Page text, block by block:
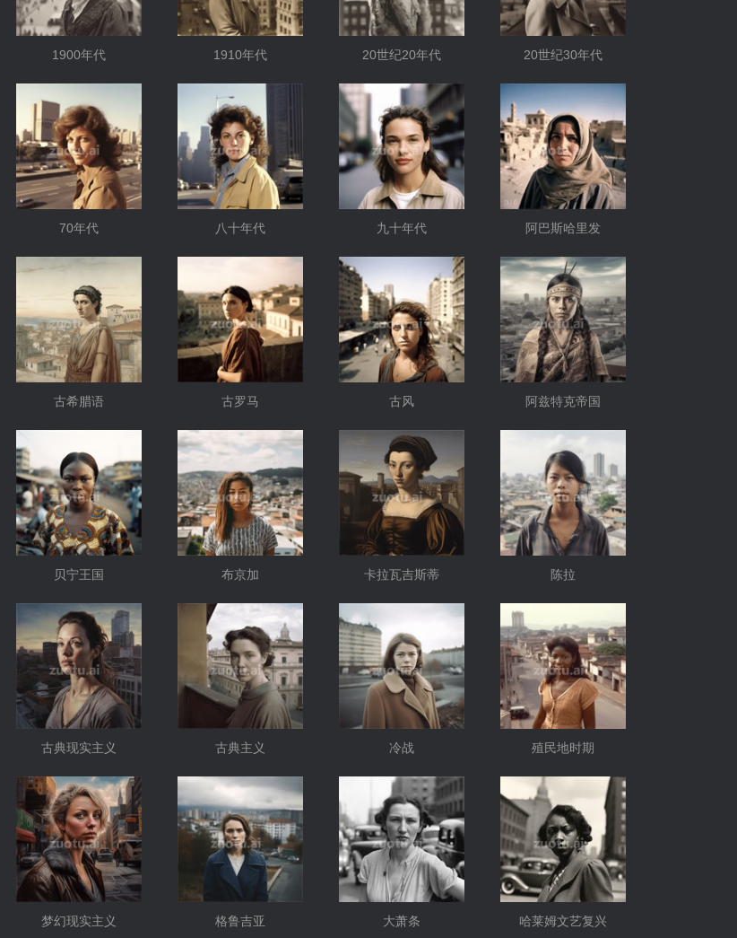
1900年代 1910年代 20世纪20年代 20世纪30年代
70年代 八十年代 九十年代 阿巴斯哈里发
古希腊语 古罗马 古风 阿兹特克帝国
贝宁王国 布京加 卡拉瓦吉斯蒂 陈拉
古典现实主义 古典主义 冷战 殖民地时期
梦幻现实主义 格鲁吉亚 大萧条 哈莱姆文艺复兴